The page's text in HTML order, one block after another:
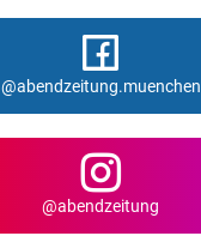
@abendzeitung.muenchen
@abendzeitung